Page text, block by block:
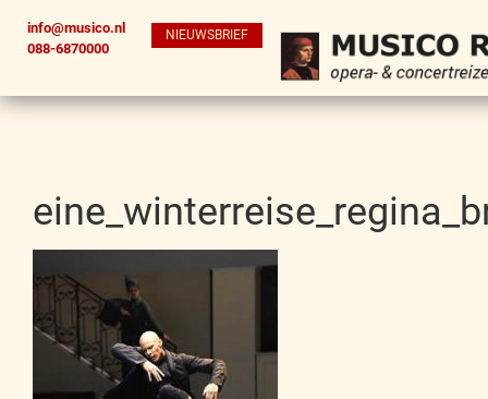
info@musico.nl
088-6870000
NIEUWSBRIEF